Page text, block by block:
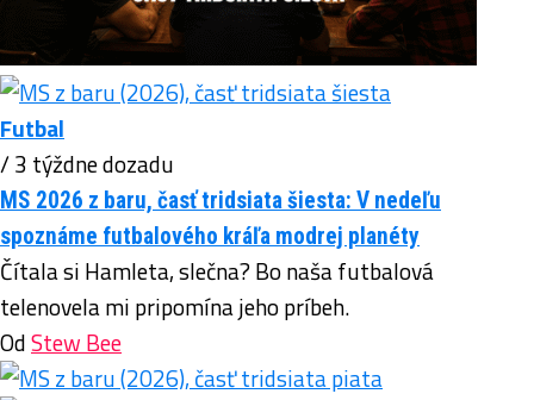
Futbal
/ 3 týždne dozadu
MS 2026 z baru, časť tridsiata šiesta: V nedeľu
spoznáme futbalového kráľa modrej planéty
Čítala si Hamleta, slečna? Bo naša futbalová
telenovela mi pripomína jeho príbeh.
OdStew Bee